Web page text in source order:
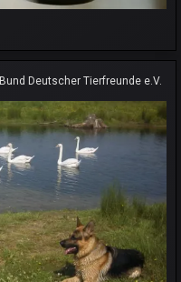
Bund Deutscher Tierfreunde e.V.